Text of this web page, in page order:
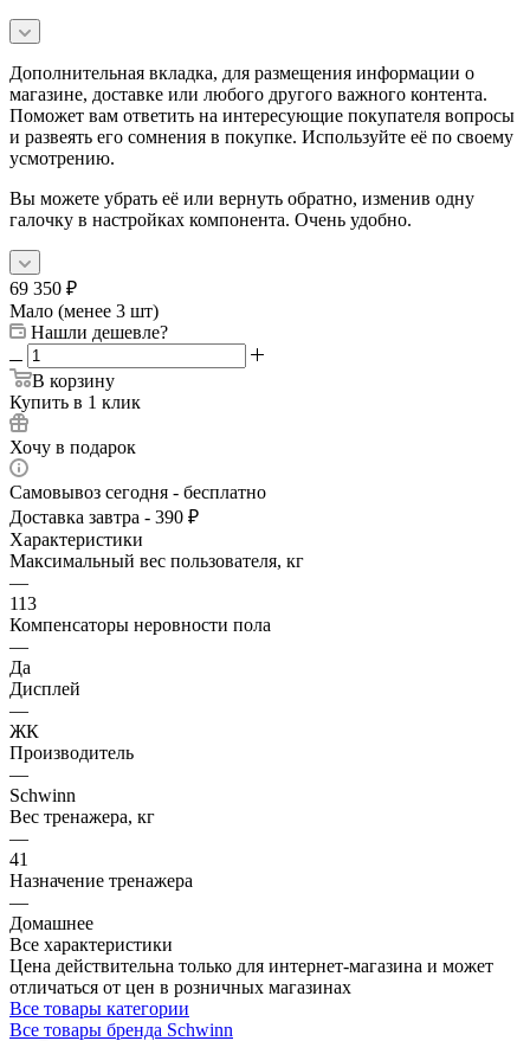
Дополнительная вкладка, для размещения информации о
магазине, доставке или любого другого важного контента.
Поможет вам ответить на интересующие покупателя вопросы
и развеять его сомнения в покупке. Используйте её по своему
усмотрению.
Вы можете убрать её или вернуть обратно, изменив одну
галочку в настройках компонента. Очень удобно.
69 350 ₽
Мало (менее 3 шт)
Нашли дешевле?
В корзину
Купить в 1 клик
Хочу в подарок
Самовывоз сегодня - бесплатно
Доставка завтра - 390 ₽
Характеристики
Максимальный вес пользователя, кг
—
113
Компенсаторы неровности пола
—
Да
Дисплей
—
ЖК
Производитель
—
Schwinn
Вес тренажера, кг
—
41
Назначение тренажера
—
Домашнее
Все характеристики
Цена действительна только для интернет-магазина и может
отличаться от цен в розничных магазинах
Все товары категории
Все товары бренда Schwinn